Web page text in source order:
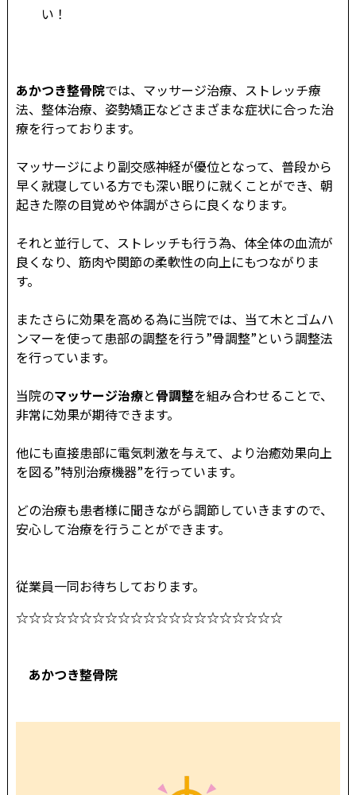
い！
あかつき整骨院では、マッサージ治療、ストレッチ療
法、整体治療、姿勢矯正などさまざまな症状に合った治
療を行っております。
マッサージにより副交感神経が優位となって、普段から
早く就寝している方でも深い眠りに就くことができ、朝
起きた際の目覚めや体調がさらに良くなります。
それと並行して、ストレッチも行う為、体全体の血流が
良くなり、筋肉や関節の柔軟性の向上にもつながりま
す。
またさらに効果を高める為に当院では、当て木とゴムハ
ンマーを使って患部の調整を行う”骨調整”という調整法
を行っています。
当院のマッサージ治療と骨調整を組み合わせることで、
非常に効果が期待できます。
他にも直接患部に電気刺激を与えて、より治癒効果向上
を図る”特別治療機器”を行っています。
どの治療も患者様に聞きながら調節していきますので、
安心して治療を行うことができます。
従業員一同お待ちしております。
☆☆☆☆☆☆☆☆☆☆☆☆☆☆☆☆☆☆☆☆☆
あかつき整骨院